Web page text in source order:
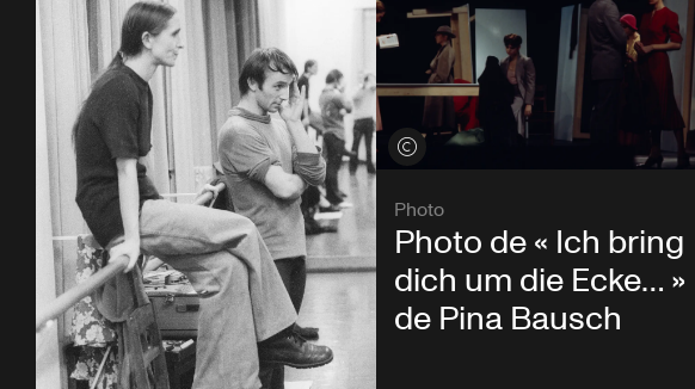
Voir les crédits
Photo
Photo de « Ich bring
dich um die Ecke… »
de Pina Bausch